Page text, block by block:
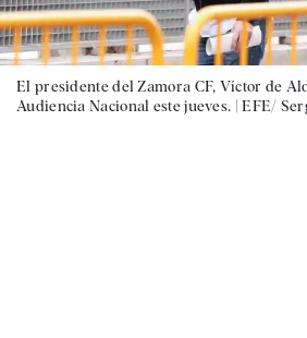
El presidente del Zamora CF, Víctor de
Audiencia Nacional este jueves. |EFE/